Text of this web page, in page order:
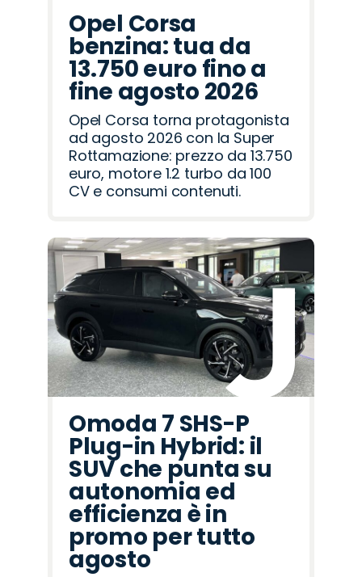
Opel Corsa
benzina: tua da
13.750 euro fino a
fine agosto 2026
Opel Corsa torna protagonista
ad agosto 2026 con la Super
Rottamazione: prezzo da 13.750
euro, motore 1.2 turbo da 100
CV e consumi contenuti.
Omoda 7 SHS-P
Plug-in Hybrid: il
SUV che punta su
autonomia ed
efficienza è in
promo per tutto
agosto